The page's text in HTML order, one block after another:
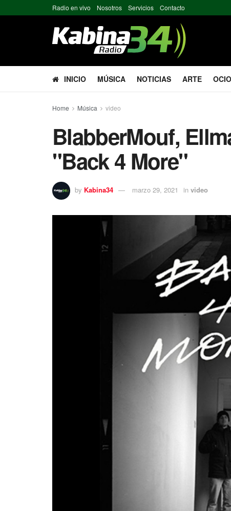
Radio en vivo Nosotros Servicios Contacto
INICIO MÚSICA NOTICIAS ARTE OCIO
Home Música video
BlabberMouf,
"Back 4 More"
by Kabina34 marzo 29, 2021 in video